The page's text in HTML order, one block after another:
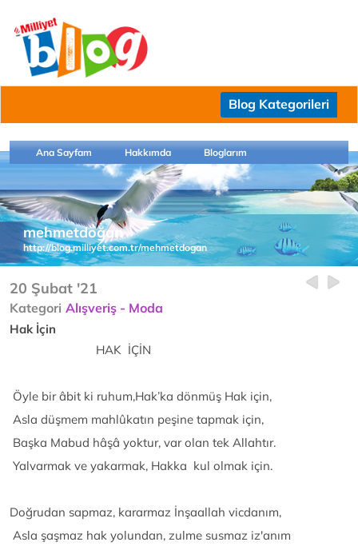
Blog Kategorileri
Ana Sayfam Hakkımda Bloglarım
mehmetdoğan
http://blog.milliyet.com.tr/mehmetdogan
20 Şubat '21
Kategori Alışveriş - Moda
Hak İçin
HAK İÇİN
Öyle bir âbit ki ruhum,Hak’ka dönmüş Hak için,
Asla düşmem mahlûkatın peşine tapmak için,
Başka Mabud hâşâ yoktur, var olan tek Allahtır.
Yalvarmak ve yakarmak, Hakka kul olmak için.
Doğrudan sapmaz, kararmaz İnşaallah vicdanım,
Asla şaşmaz hak yolundan, zulme susmaz iz'anım